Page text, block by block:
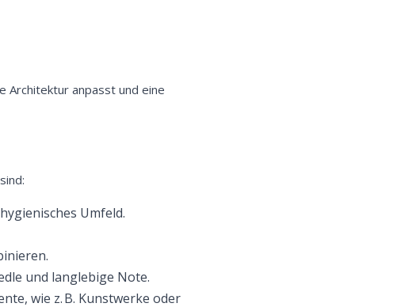
Architektur anpasst und eine
Umfeld.
und langlebige Note.
wie z. B. Kunstwerke oder